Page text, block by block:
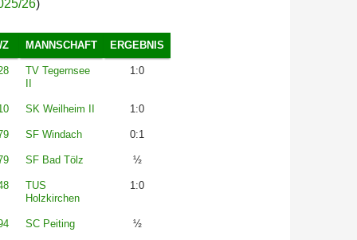
26)
MANNSCHAFT ERGEBNIS
TV Tegernsee
1:0
SK Weilheim II 1:0
SF Windach 0:1
SF Bad Tölz ½
TUS
Holzkirchen
1:0
SC Peiting ½